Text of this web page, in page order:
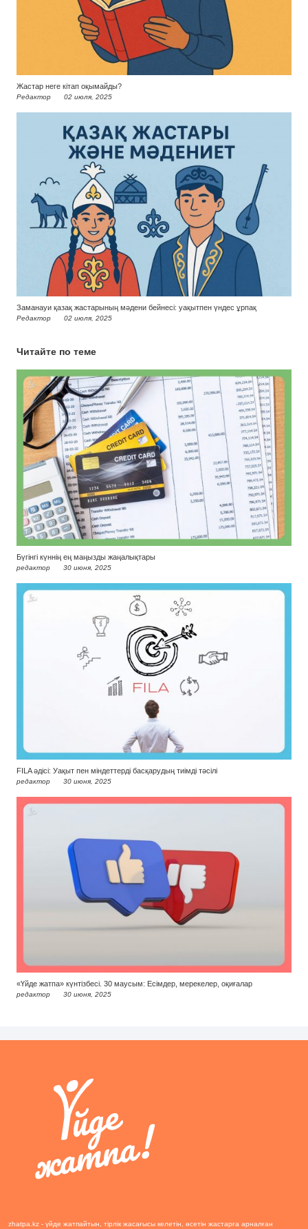
Жастар неге кітап оқымайды?
Редактор 02 июля, 2025
Заманауи қазақ жастарының мәдени бейнесі: уақытпен үндес ұрпақ
Редактор 02 июля, 2025
Читайте по теме
Бүгінгі күннің ең маңызды жаңалықтары
редактор 30 июня, 2025
FILA әдісі: Уақыт пен міндеттерді басқарудың тиімді тәсілі
редактор 30 июня, 2025
«Үйде жатпа» күнтізбесі. 30 маусым: Есімдер, мерекелер, оқиғалар
редактор 30 июня, 2025
zhatpa.kz - үйде жатпайтын, тірлік жасағысы келетін, өсетін жастарға арналған